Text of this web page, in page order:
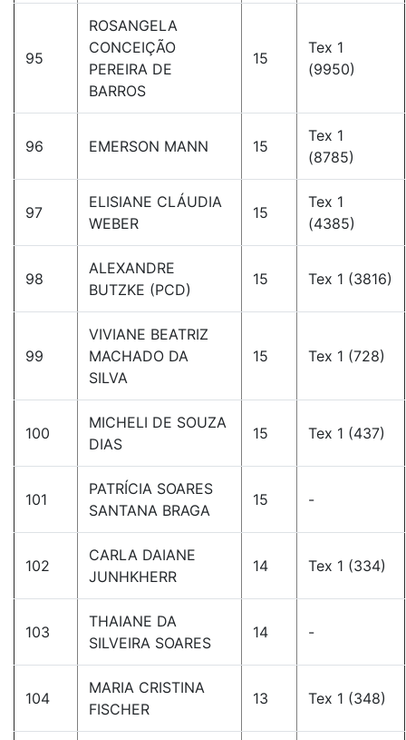
95
ROSANGELA
CONCEIÇÃO
PEREIRA DE
BARROS
15
Tex 1
(9950)
96 EMERSON MANN 15
Tex 1
(8785)
97
ELISIANE CLÁUDIA
WEBER
15
Tex 1
(4385)
98
ALEXANDRE
BUTZKE (PCD)
15 Tex 1 (3816)
99
VIVIANE BEATRIZ
MACHADO DA
SILVA
15 Tex 1 (728)
100
MICHELI DE SOUZA
DIAS
15 Tex 1 (437)
101
PATRÍCIA SOARES
SANTANA BRAGA
15 -
102
CARLA DAIANE
JUNHKHERR
14 Tex 1 (334)
103
THAIANE DA
SILVEIRA SOARES
14 -
104
MARIA CRISTINA
FISCHER
13 Tex 1 (348)